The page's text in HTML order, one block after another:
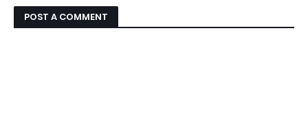
POST A COMMENT